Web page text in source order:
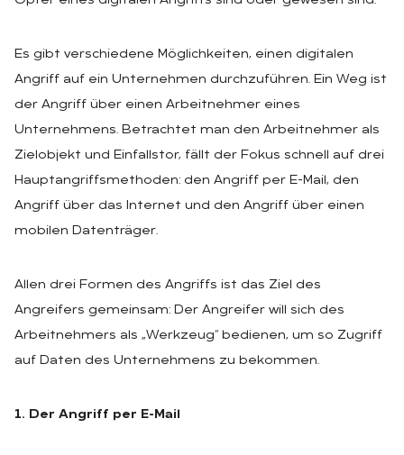
Es gibt verschiedene Möglichkeiten, einen digitalen
Angriff auf ein Unternehmen durchzuführen. Ein Weg ist
der Angriff über einen Arbeitnehmer eines
Unternehmens. Betrachtet man den Arbeitnehmer als
Zielobjekt und Einfallstor, fällt der Fokus schnell auf drei
Hauptangriffsmethoden: den Angriff per E-Mail, den
Angriff über das Internet und den Angriff über einen
mobilen Datenträger.
Allen drei Formen des Angriffs ist das Ziel des
Angreifers gemeinsam: Der Angreifer will sich des
Arbeitnehmers als „Werkzeug“ bedienen, um so Zugriff
auf Daten des Unternehmens zu bekommen.
1. Der Angriff per E-Mail